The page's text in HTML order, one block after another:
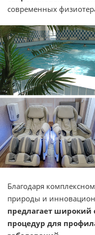
современных
Благодаря
природы и
предлагает широкий
процедур для